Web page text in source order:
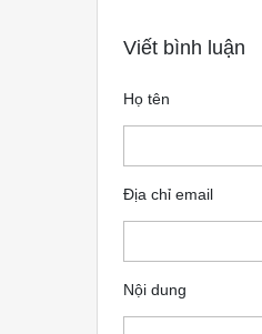
Viết bình luận
Họ tên
Địa chỉ email
Nội dung